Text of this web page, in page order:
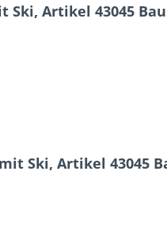
Artikel 43045
Ski, Artikel 43045